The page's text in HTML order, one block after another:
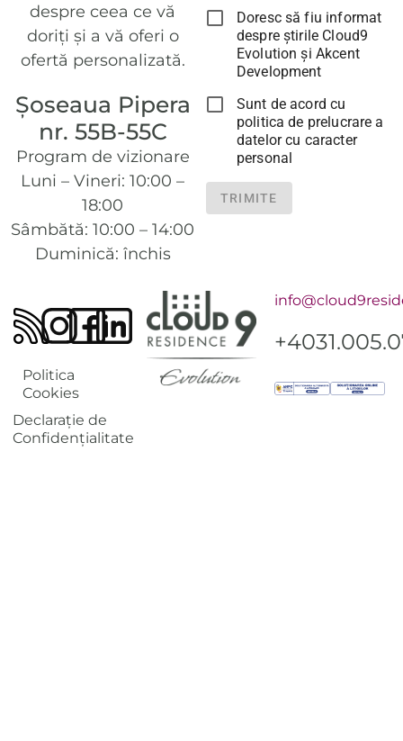
despre ceea ce vă
doriți și a vă oferi o
ofertă personalizată.
Șoseaua Pipera
nr. 55B-55C
Program de vizionare
Luni – Vineri: 10:00 –
18:00
Sâmbătă: 10:00 – 14:00
Duminică: închis
Doresc să fiu informat
despre știrile Cloud9
Evolution și Akcent
Development
Sunt de acord cu
politica de prelucrare a
datelor cu caracter
personal
TRIMITE
Politica
Cookies
Declarație de
Confidențialitate